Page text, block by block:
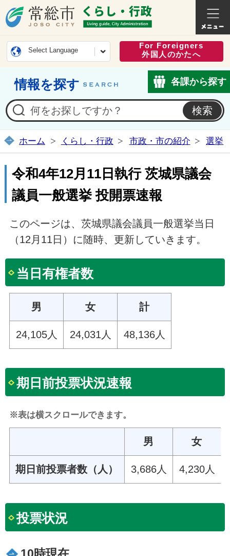
常総市公式ホームページ
くらし
Select Language
For Foreigners
外国人のかたへ
情報を探す 各課から探す
ホーム くらし・行政 市政・市の紹介 選挙
令和4年12月11日執行 茨城県議会
議員一般選挙 投開票速報
このページは、茨城県議会議員一般選挙当日
（12月11日）に随時、更新していきます。
当日有権者数
男 女 計
24,105人 24,031人 48,136人
期日前投票状況速報
※表は横スクロールできます。
男 女
期日前投票者数（人） 3,686人 4,230人
投票状況